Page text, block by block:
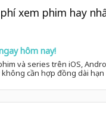
xem phim hay
hôm nay!
và series trên iOS,
cần hợp đồng dài hạn